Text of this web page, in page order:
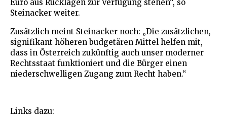
Euro aus Rücklagen zur Verfügung stehen“, so
Steinacker weiter.
Zusätzlich meint Steinacker noch: „Die zusätzlichen,
signifikant höheren budgetären Mittel helfen mit,
dass in Österreich zukünftig auch unser moderner
Rechtsstaat funktioniert und die Bürger einen
niederschwelligen Zugang zum Recht haben.“
Links dazu: